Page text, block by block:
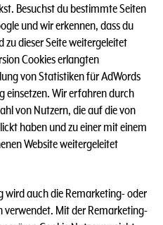
Besuchst du bestimmte Seiten
und wir erkennen, dass du
zu dieser Seite weitergeleitet
Cookies erlangten
von Statistiken für AdWords
einsetzen. Wir erfahren durch
von Nutzern, die auf die von
haben und zu einer mit einem
Website weitergeleitet
wird auch die Remarketing- oder
verwendet. Mit der Remarketing-